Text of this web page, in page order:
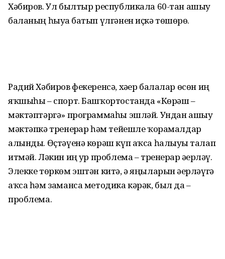
Хәбиров. Ул былтыр республикала 60-тан ашыу
баланың һыуҙа батып үлгәнен иҫкә төшөрҙө.
Радий Хәбиров фекеренсә, хәҙер балалар өсөн иң
яҡшыһы – спорт. Башҡортостанда «Көрәш –
мәктәптәргә» программаһы эшләй. Ундан ашыу
мәктәпкә тренерҙар һәм тейешле ҡорамалдар
алынды. Өҫтәүенә көрәш күп аҡса һалыуҙы талап
итмәй. Ләкин иң ҙур проблема – тренерҙар әҙерләү.
Элекке төркөм эштән китә, ә яңыларын әҙерләүгә
аҡса һәм заманса методика кәрәк, был да –
проблема.